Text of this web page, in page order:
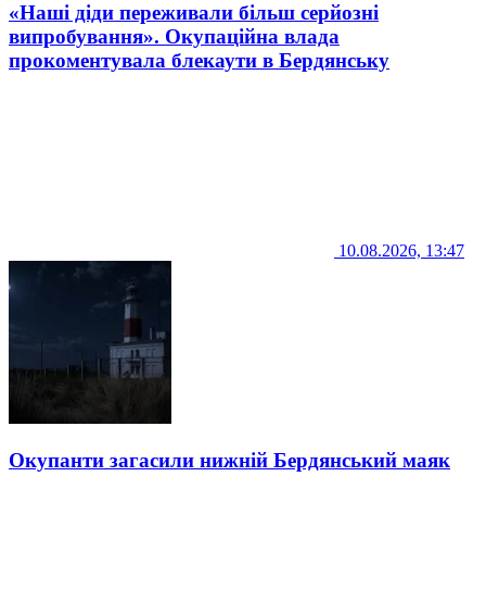
«Наші діди переживали більш серйозні
випробування». Окупаційна влада
прокоментувала блекаути в Бердянську
10.08.2026, 13:47
Окупанти загасили нижній Бердянський маяк